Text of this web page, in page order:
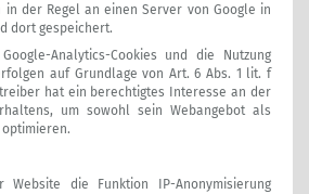
der Regel an einen Server von Google in
dort gespeichert.
Analytics-Cookies und die Nutzung
auf Grundlage von Art. 6 Abs. 1 lit. f
hat ein berechtigtes Interesse an der
um sowohl sein Webangebot als
optimieren.
die Funktion IP-Anonymisierung